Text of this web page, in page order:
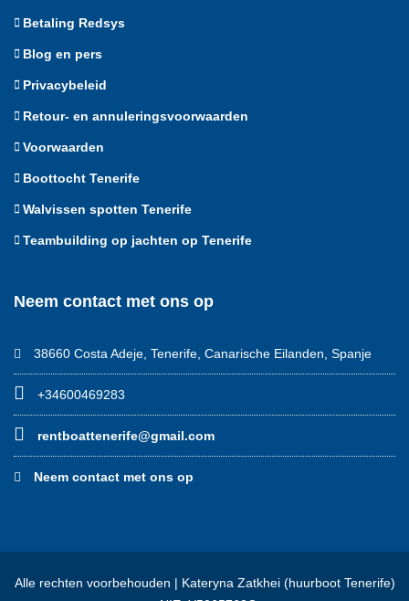
Betaling Redsys
Blog en pers
Privacybeleid
Retour- en annuleringsvoorwaarden
Voorwaarden
Boottocht Tenerife
Walvissen spotten Tenerife
Teambuilding op jachten op Tenerife
Neem contact met ons op
38660 Costa Adeje, Tenerife, Canarische Eilanden, Spanje
+34600469283
rentboattenerife@gmail.com
Neem contact met ons op
Alle rechten voorbehouden | Kateryna Zatkhei (huurboot Tenerife)